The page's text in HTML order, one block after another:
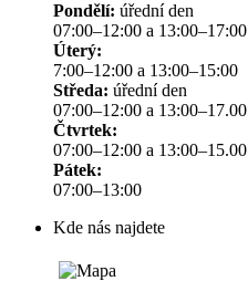
Pondělí: úřední den
07:00–12:00 a 13:00–17:00
Úterý:
7:00–12:00 a 13:00–15:00
Středa: úřední den
07:00–12:00 a 13:00–17.00
Čtvrtek:
07:00–12:00 a 13:00–15.00
Pátek:
07:00–13:00
Kde nás najdete